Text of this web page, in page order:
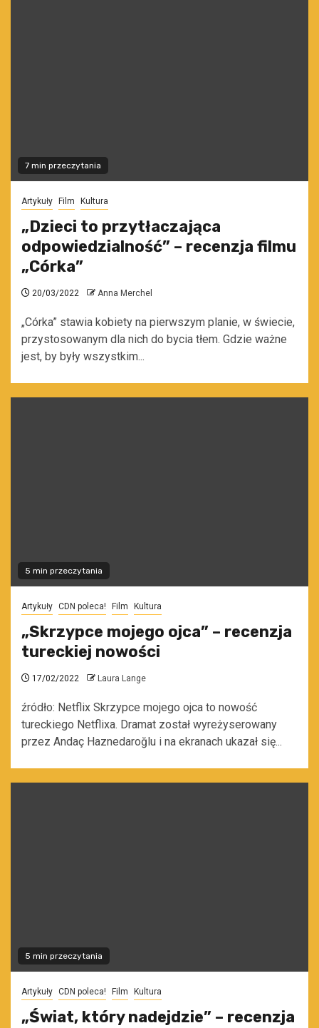
7 min przeczytania
Artykuły Film Kultura
„Dzieci to przytłaczająca
odpowiedzialność” – recenzja filmu
„Córka”
20/03/2022 Anna Merchel
„Córka” stawia kobiety na pierwszym planie, w świecie,
przystosowanym dla nich do bycia tłem. Gdzie ważne
jest, by były wszystkim...
5 min przeczytania
Artykuły CDN poleca! Film Kultura
„Skrzypce mojego ojca” – recenzja
tureckiej nowości
17/02/2022 Laura Lange
źródło: Netflix Skrzypce mojego ojca to nowość
tureckiego Netflixa. Dramat został wyreżyserowany
przez Andaç Haznedaroğlu i na ekranach ukazał się...
5 min przeczytania
Artykuły CDN poleca! Film Kultura
„Świat, który nadejdzie” – recenzja